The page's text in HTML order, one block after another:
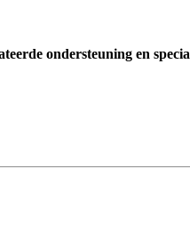
ondersteuning en